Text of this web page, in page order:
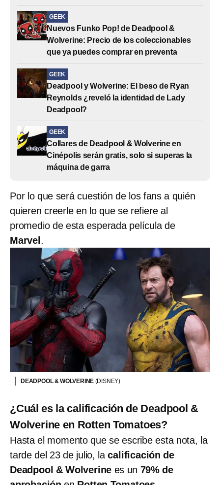
GEEK
Nuevos Funko Pop! de Deadpool &
Wolverine: Precio de los coleccionables
que ya puedes comprar en preventa
GEEK
Deadpool y Wolverine: El beso de Ryan
Reynolds ¿reveló la identidad de Lady
Deadpool?
GEEK
Collares de Deadpool & Wolverine en
Cinépolis serán gratis, solo si superas la
máquina de garra
Por lo que será cuestión de los fans a quién
quieren creerle en lo que se refiere al
promedio de esta esperada película de
Marvel .
DEADPOOL & WOLVERINE (DISNEY)
¿Cuál es la calificación de Deadpool &
Wolverine en Rotten Tomatoes?
Hasta el momento que se escribe esta nota, la
tarde del 23 de julio, lacalificación de
Deadpool & Wolverine es un 79% de